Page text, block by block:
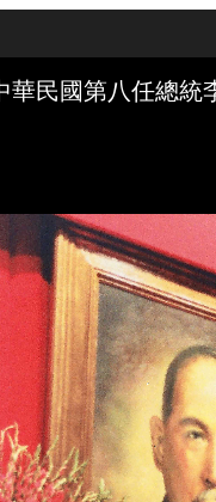
Viewer
華民國第八任總統